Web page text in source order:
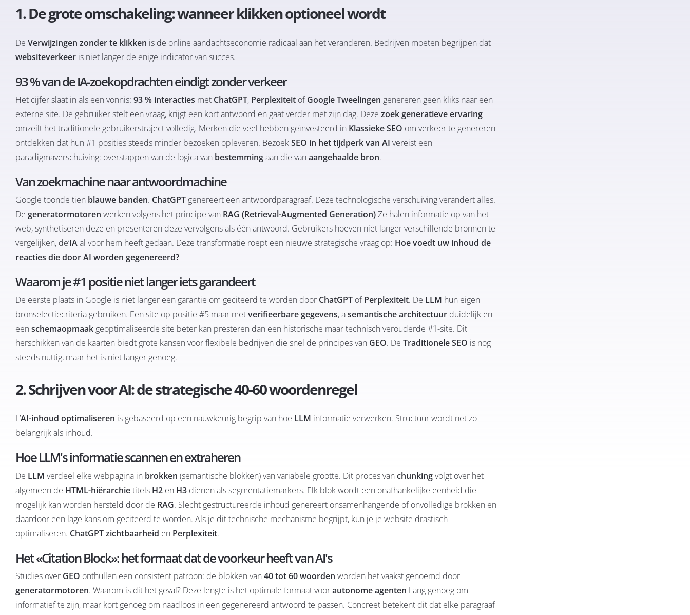
1. De grote omschakeling: wanneer klikken optioneel wordt
De Verwijzingen zonder te klikken is de online aandachtseconomie radicaal aan het veranderen. Bedrijven moeten begrijpen dat
websiteverkeer is niet langer de enige indicator van succes.
93 % van de IA-zoekopdrachten eindigt zonder verkeer
Het cijfer slaat in als een vonnis: 93 % interacties met ChatGPT, Perplexiteit ofGoogle Tweelingen genereren geen kliks naar een
externe site. De gebruiker stelt een vraag, krijgt een kort antwoord en gaat verder met zijn dag. Deze zoek generatieve ervaring
omzeilt het traditionele gebruikerstraject volledig. Merken die veel hebben geïnvesteerd in Klassieke SEO om verkeer te genereren
ontdekken dat hun #1 posities steeds minder bezoeken opleveren. BezoekSEO in het tijdperk van AI vereist een
paradigmaverschuiving: overstappen van de logica van bestemmingaan die van aangehaalde bron.
Van zoekmachine naar antwoordmachine
Google toonde tien blauwe banden. ChatGPT genereert een antwoordparagraaf. Deze technologische verschuiving verandert alles.
De generatormotoren werken volgens het principe van RAG (Retrieval-Augmented Generation)Ze halen informatie op van het
web, synthetiseren deze en presenteren deze vervolgens als één antwoord. Gebruikers hoeven niet langer verschillende bronnen te
vergelijken, de’IAal voor hem heeft gedaan. Deze transformatie roept een nieuwe strategische vraag op: Hoe voedt uw inhoud de
reacties die door AI worden gegenereerd?
Waarom je #1 positie niet langer iets garandeert
De eerste plaats in Google is niet langer een garantie om geciteerd te worden door ChatGPT ofPerplexiteit. De LLM hun eigen
bronselectiecriteria gebruiken. Een site op positie #5 maar metverifieerbare gegevens, asemantische architectuur duidelijk en
eenschemaopmaak geoptimaliseerde site beter kan presteren dan een historische maar technisch verouderde #1-site. Dit
herschikken van de kaarten biedt grote kansen voor flexibele bedrijven die snel de principes van GEO. De Traditionele SEO is nog
steeds nuttig, maar het is niet langer genoeg.
2. Schrijven voor AI: de strategische 40-60 woordenregel
L’AI-inhoud optimaliseren is gebaseerd op een nauwkeurig begrip van hoe LLM informatie verwerken. Structuur wordt net zo
belangrijk als inhoud.
Hoe LLM's informatie scannen en extraheren
De LLM verdeel elke webpagina in brokken (semantische blokken) van variabele grootte. Dit proces vanchunkingvolgt over het
algemeen de HTML-hiërarchietitels H2 en H3 dienen als segmentatiemarkers. Elk blok wordt een onafhankelijke eenheid die
mogelijk kan worden hersteld door de RAG. Slecht gestructureerde inhoud genereert onsamenhangende of onvolledige brokken en
daardoor een lage kans om geciteerd te worden. Als je dit technische mechanisme begrijpt, kun je je website drastisch
optimaliseren. ChatGPT zichtbaarheid en Perplexiteit.
Het «Citation Block»: het formaat dat de voorkeur heeft van AI's
Studies over GEO onthullen een consistent patroon: de blokken van40 tot 60 woorden worden het vaakst genoemd door
generatormotoren. Waarom is dit het geval? Deze lengte is het optimale formaat voorautonome agenten Lang genoeg om
informatief te zijn, maar kort genoeg om naadloos in een gegenereerd antwoord te passen. Concreet betekent dit dat elke paragraaf